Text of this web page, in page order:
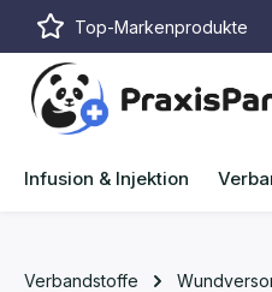
Hauptinhalt springen
Zur Suche springen
Zur Hauptnavigation
Top-Markenprodukte
Infusion & Injektion
Verbandstoffe